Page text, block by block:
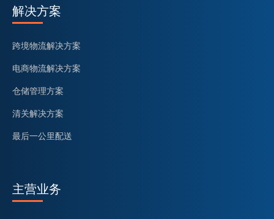
解决方案
跨境物流解决方案
电商物流解决方案
仓储管理方案
清关解决方案
最后一公里配送
主营业务